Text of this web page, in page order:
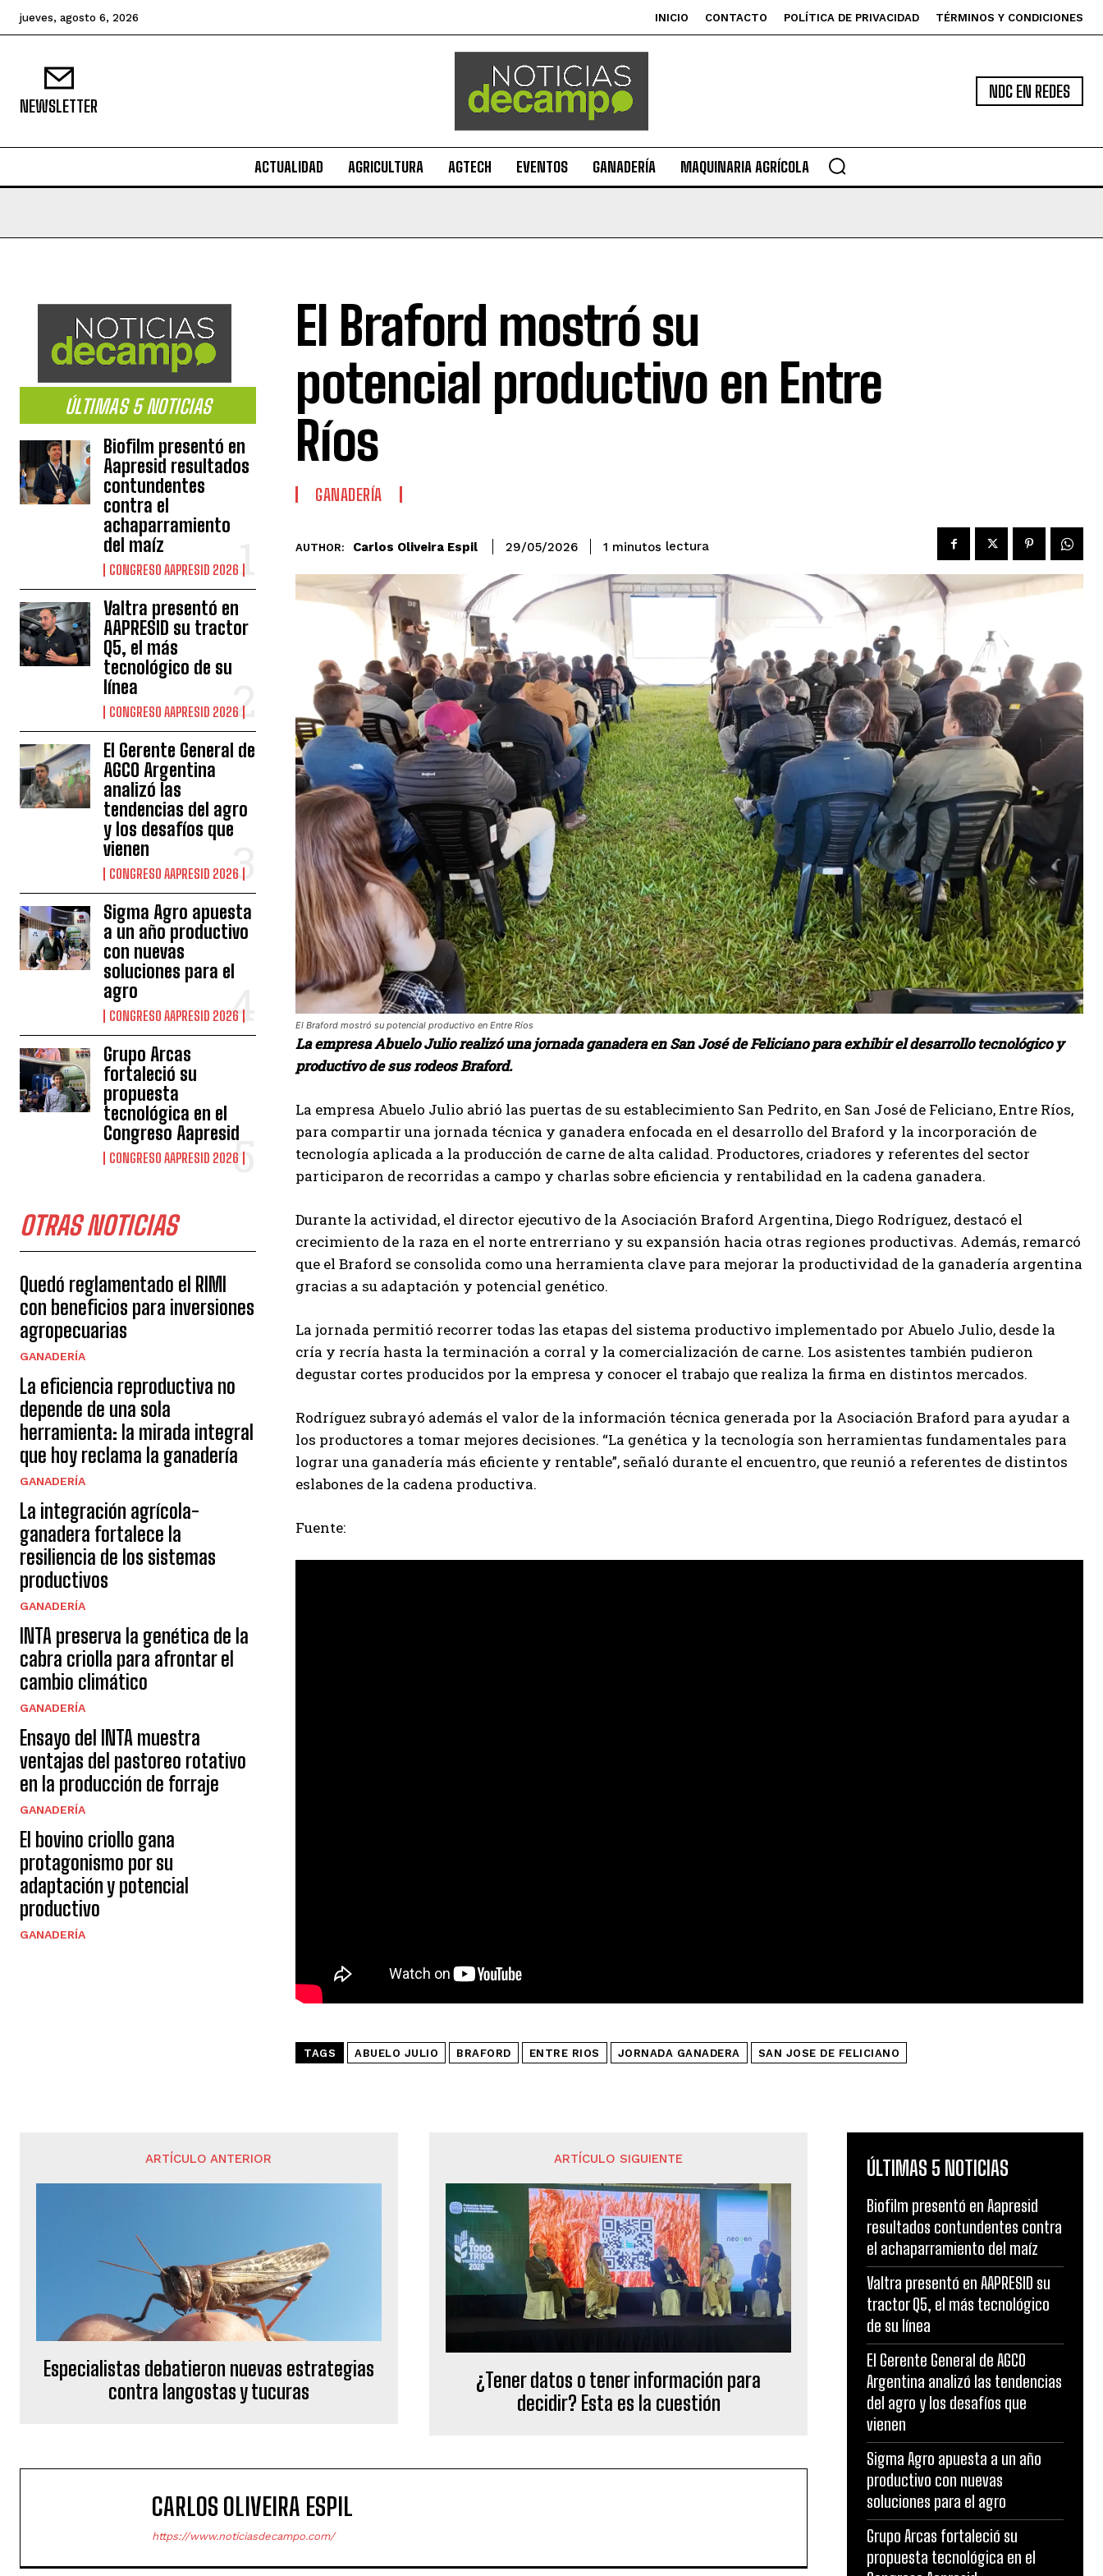
Suscribite al Newsletter
jueves, agosto 6, 2026 INICIO CONTACTO POLÍTICA DE PRIVACIDAD TÉRMINOS Y CONDICIONES
NEWSLETTER
NDC EN REDES
ACTUALIDAD AGRICULTURA AGTECH EVENTOS GANADERÍA MAQUINARIA AGRÍCOLA
ÚLTIMAS 5 NOTICIAS
Biofilm presentó en
Aapresid resultados
contundentes
contra el
achaparramiento
del maíz
CONGRESO AAPRESID 2026
Valtra presentó en
AAPRESID su tractor
Q5, el más
tecnológico de su
línea
CONGRESO AAPRESID 2026
El Gerente General de
AGCO Argentina
analizó las
tendencias del agro
y los desafíos que
vienen
CONGRESO AAPRESID 2026
Sigma Agro apuesta
a un año productivo
con nuevas
soluciones para el
agro
CONGRESO AAPRESID 2026
Grupo Arcas
fortaleció su
propuesta
tecnológica en el
Congreso Aapresid
CONGRESO AAPRESID 2026
OTRAS NOTICIAS
Quedó reglamentado el RIMI
con beneficios para inversiones
agropecuarias
GANADERÍA
La eficiencia reproductiva no
depende de una sola
herramienta: la mirada integral
que hoy reclama la ganadería
GANADERÍA
La integración agrícola-
ganadera fortalece la
resiliencia de los sistemas
productivos
GANADERÍA
INTA preserva la genética de la
cabra criolla para afrontar el
cambio climático
GANADERÍA
Ensayo del INTA muestra
ventajas del pastoreo rotativo
en la producción de forraje
GANADERÍA
El bovino criollo gana
protagonismo por su
adaptación y potencial
productivo
GANADERÍA
El Braford mostró su
potencial productivo en Entre
Ríos
GANADERÍA
AUTHOR: Carlos Oliveira Espil 29/05/2026 1 minutos lectura
El Braford mostró su potencial productivo en Entre Ríos
La empresa Abuelo Julio realizó una jornada ganadera en San José de Feliciano para exhibir el desarrollo tecnológico y
productivo de sus rodeos Braford.
La empresa Abuelo Julio abrió las puertas de su establecimiento San Pedrito, en San José de Feliciano, Entre Ríos,
para compartir una jornada técnica y ganadera enfocada en el desarrollo del Braford y la incorporación de
tecnología aplicada a la producción de carne de alta calidad. Productores, criadores y referentes del sector
participaron de recorridas a campo y charlas sobre eficiencia y rentabilidad en la cadena ganadera.
Durante la actividad, el director ejecutivo de la Asociación Braford Argentina, Diego Rodríguez, destacó el
crecimiento de la raza en el norte entrerriano y su expansión hacia otras regiones productivas. Además, remarcó
que el Braford se consolida como una herramienta clave para mejorar la productividad de la ganadería argentina
gracias a su adaptación y potencial genético.
La jornada permitió recorrer todas las etapas del sistema productivo implementado por Abuelo Julio, desde la
cría y recría hasta la terminación a corral y la comercialización de carne. Los asistentes también pudieron
degustar cortes producidos por la empresa y conocer el trabajo que realiza la firma en distintos mercados.
Rodríguez subrayó además el valor de la información técnica generada por la Asociación Braford para ayudar a
los productores a tomar mejores decisiones. “La genética y la tecnología son herramientas fundamentales para
lograr una ganadería más eficiente y rentable”, señaló durante el encuentro, que reunió a referentes de distintos
eslabones de la cadena productiva.
Fuente:
TAGS ABUELO JULIO BRAFORD ENTRE RIOS JORNADA GANADERA SAN JOSE DE FELICIANO
ARTÍCULO ANTERIOR
Especialistas debatieron nuevas estrategias
contra langostas y tucuras
ARTÍCULO SIGUIENTE
¿Tener datos o tener información para
decidir? Esta es la cuestión
CARLOS OLIVEIRA ESPIL
https://www.noticiasdecampo.com/
ÚLTIMAS 5 NOTICIAS
Biofilm presentó en Aapresid
resultados contundentes contra
el achaparramiento del maíz
Valtra presentó en AAPRESID su
tractor Q5, el más tecnológico
de su línea
El Gerente General de AGCO
Argentina analizó las tendencias
del agro y los desafíos que
vienen
Sigma Agro apuesta a un año
productivo con nuevas
soluciones para el agro
Grupo Arcas fortaleció su
propuesta tecnológica en el